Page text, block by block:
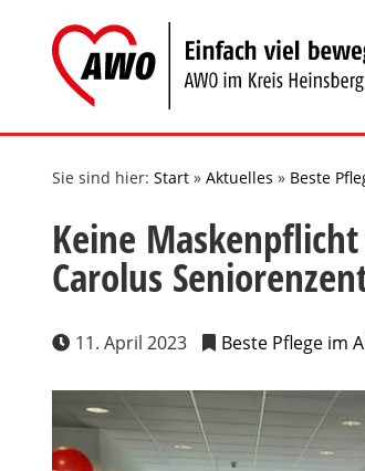
springen
Sie sind hier: Start » Aktuelles » Beste
Keine
Carolus
11. April 2023 Beste Pflege im